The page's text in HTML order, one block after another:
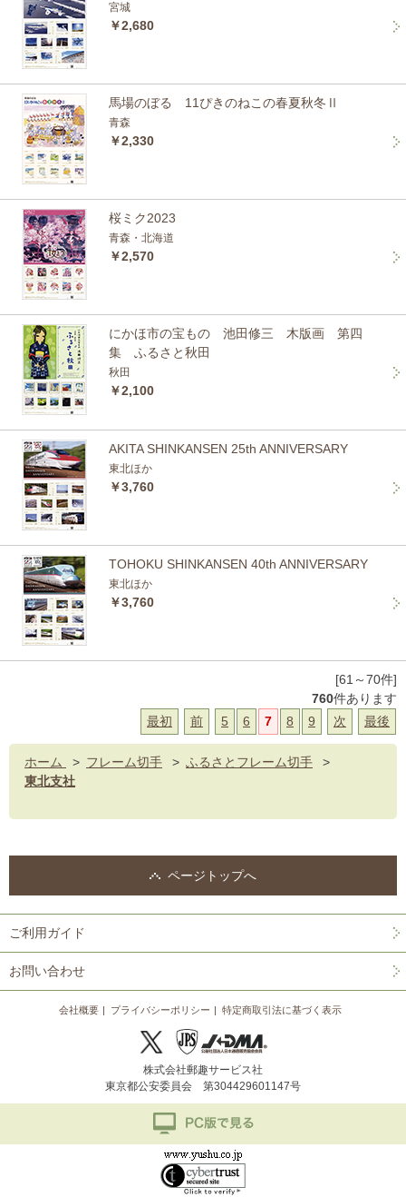
宮城
￥2,680
馬場のぼる 11ぴきのねこの春夏秋冬Ⅱ
青森
￥2,330
桜ミク2023
青森・北海道
￥2,570
にかほ市の宝もの 池田修三 木版画 第四
集 ふるさと秋田
秋田
￥2,100
AKITA SHINKANSEN 25th ANNIVERSARY
東北ほか
￥3,760
TOHOKU SHINKANSEN 40th ANNIVERSARY
東北ほか
￥3,760
[61～70件]
760件あります
最初
前 5 6 7 8 9 次 最後
ホーム > フレーム切手 > ふるさとフレーム切手
>
東北支社
ページトップへ
ご利用ガイド
お問い合わせ
会社概要 プライバシーポリシー 特定商取引法に基づく表示
株式会社郵趣サービス社
東京都公安委員会 第304429601147号